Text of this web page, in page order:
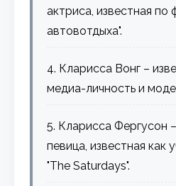
актриса, известная по
автовотдыха".
4. Кларисса Вонг –
медиа-личность и
5. Кларисса Фергусон
певица, известная как
"The Saturdays".